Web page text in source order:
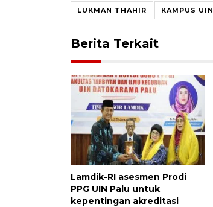
LUKMAN THAHIR KAMPUS UIN
Berita Terkait
Lamdik-RI asesmen Prodi
PPG UIN Palu untuk
kepentingan akreditasi